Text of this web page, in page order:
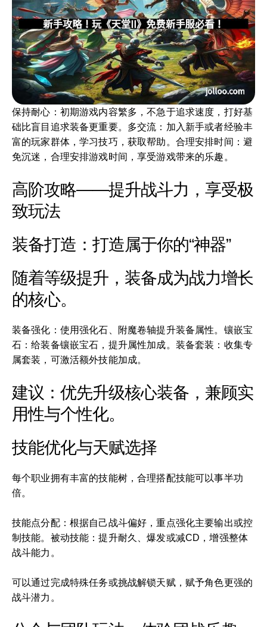
保持耐心：初期游戏内容繁多，不急于追求速度，打好基
础比盲目追求装备更重要。多交流：加入新手或者经验丰
富的玩家群体，学习技巧，获取帮助。合理安排时间：避
免沉迷，合理安排游戏时间，享受游戏带来的乐趣。
高阶攻略——提升战斗力，享受极
致玩法
装备打造：打造属于你的“神器”
随着等级提升，装备成为战力增长
的核心。
装备强化：使用强化石、附魔卷轴提升装备属性。镶嵌宝
石：给装备镶嵌宝石，提升属性加成。装备套装：收集专
属套装，可激活额外技能加成。
建议：优先升级核心装备，兼顾实
用性与个性化。
技能优化与天赋选择
每个职业拥有丰富的技能树，合理搭配技能可以事半功
倍。
技能点分配：根据自己战斗偏好，重点强化主要输出或控
制技能。被动技能：提升耐久、爆发或减CD，增强整体
战斗能力。
可以通过完成特殊任务或挑战解锁天赋，赋予角色更强的
战斗潜力。